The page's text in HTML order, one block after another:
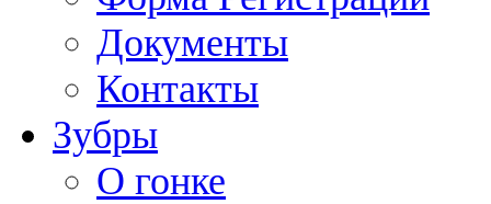
Документы
Контакты
Зубры
О гонке